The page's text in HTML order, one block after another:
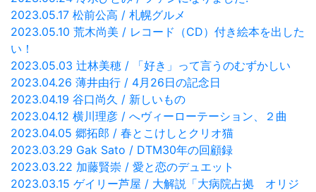
2023.05.17 松前公高 / 札幌グルメ
2023.05.10 荒木尚美 / レコード（CD）付き絵本を出した
い！
2023.05.03 辻林美穂 / 「好き」って言うのむずかしい
2023.04.26 薄井由行 / 4月26日の記念日
2023.04.19 谷口尚久 / 新しいもの
2023.04.12 横川理彦 / へヴィーローテーション、２曲
2023.04.05 郷拓郎 / 春とこけしとクリオ猫
2023.03.29 Gak Sato / DTM30年の回顧録
2023.03.22 加藤賢崇 / 愛と恋のデュエット
2023.03.15 ゲイリー芦屋 / 大解説「大病院占拠 オリジ